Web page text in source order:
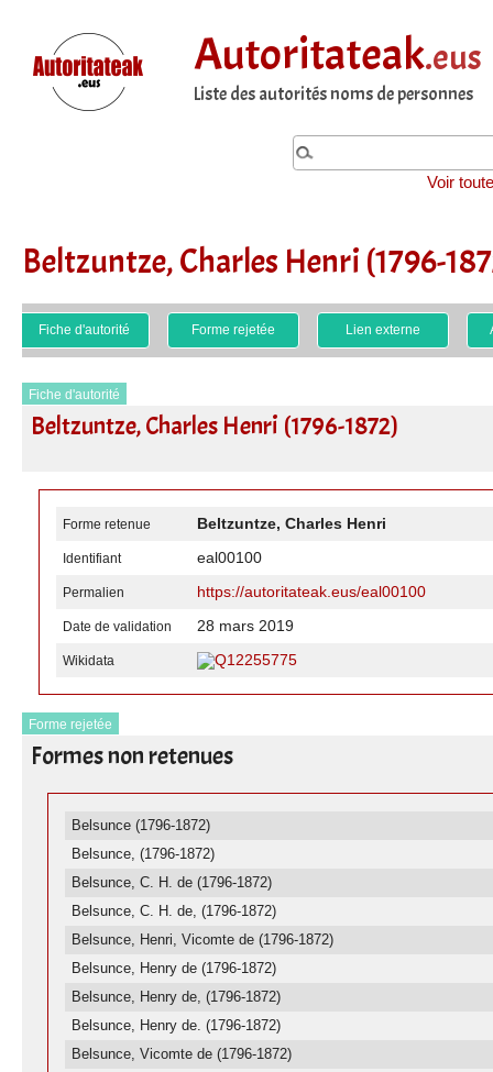
Autoritateak.eus
Liste des autorités noms de personnes
Voir
Beltzuntze, Charles Henri (1796-
Fiche d'autorité Forme rejetée Lien externe
Fiche d'autorité
Beltzuntze, Charles Henri (1796-1872)
Forme retenue Beltzuntze, Charles Henri
Identifiant eal00100
Permalien https://autoritateak.eus/eal00100
Date de validation 28 mars 2019
Wikidata Q12255775
Forme rejetée
Formes non retenues
Belsunce (1796-1872)
Belsunce, (1796-1872)
Belsunce, C. H. de (1796-1872)
Belsunce, C. H. de, (1796-1872)
Belsunce, Henri, Vicomte de (1796-1872)
Belsunce, Henry de (1796-1872)
Belsunce, Henry de, (1796-1872)
Belsunce, Henry de. (1796-1872)
Belsunce, Vicomte de (1796-1872)